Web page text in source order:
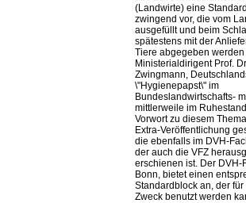
(Landwirte) eine
zwingend vor, die vom
ausgefüllt und beim
spätestens mit der
Tiere abgegeben werden
Ministerialdirigent Prof.
Zwingmann,
\"Hygienepapst\" im
Bundeslandwirtschafts-
mittlerweile im
Vorwort zu diesem
Extra-Veröffentlichung
die ebenfalls im DVH-
der auch die VFZ
erschienen ist. Der DVH-
Bonn, bietet einen
Standardblock an, der
Zweck benutzt werden